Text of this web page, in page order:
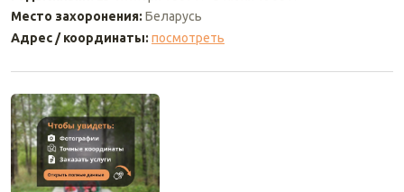
Место захоронения: Беларусь
Адрес / координаты: посмотреть